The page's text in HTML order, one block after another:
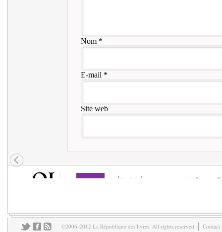
Nom*
E-mail *
Site web
©2006-2012 La République des livres. All rights reserved Contact